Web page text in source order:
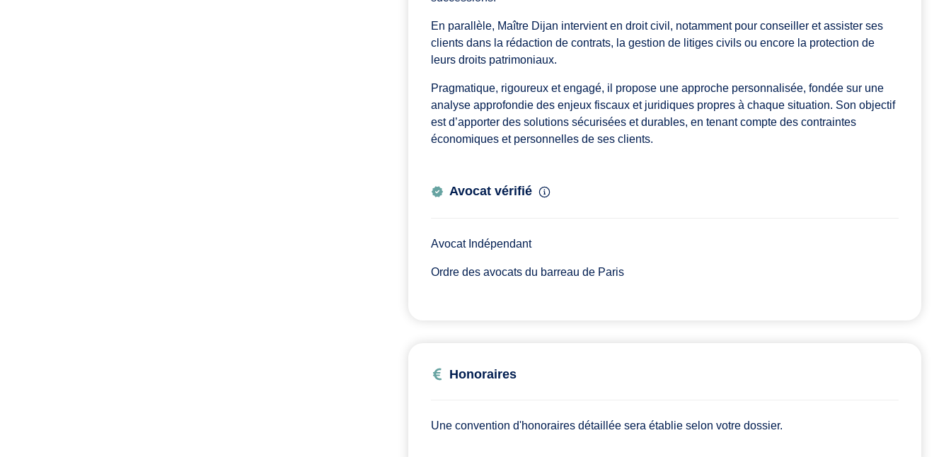
En parallèle, Maître Dijan intervient en droit civil, notamment pour conseiller et assister ses
clients dans la rédaction de contrats, la gestion de litiges civils ou encore la protection de
leurs droits patrimoniaux.
Pragmatique, rigoureux et engagé, il propose une approche personnalisée, fondée sur une
analyse approfondie des enjeux fiscaux et juridiques propres à chaque situation. Son objectif
est d’apporter des solutions sécurisées et durables, en tenant compte des contraintes
économiques et personnelles de ses clients.
Avocat vérifié
Avocat Indépendant
Ordre des avocats du barreau de Paris
Honoraires
Une convention d'honoraires détaillée sera établie selon votre dossier.